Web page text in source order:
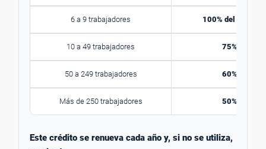
6 a 9 trabajadores 100% del crédito
10 a 49 trabajadores 75% del
50 a 249 trabajadores 60% del
Más de 250 trabajadores 50% del
Este crédito se renueva cada año y, si no se utiliza,